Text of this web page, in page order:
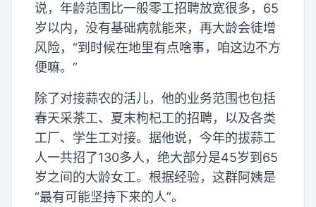
说，年龄范围比一般零工招聘放宽很多，65
岁以内，没有基础病就能来，再大龄会徒增
风险，“到时候在地里有点啥事，咱这边不方
便嘛。”
除了对接蒜农的活儿，他的业务范围也包括
春天采茶工、夏末枸杞工的招聘，以及各类
工厂、学生工对接。据他说，今年的拔蒜工
人一共招了130多人，绝大部分是45岁到65
岁之间的大龄女工。根据经验，这群阿姨是
“最有可能坚持下来的人”。